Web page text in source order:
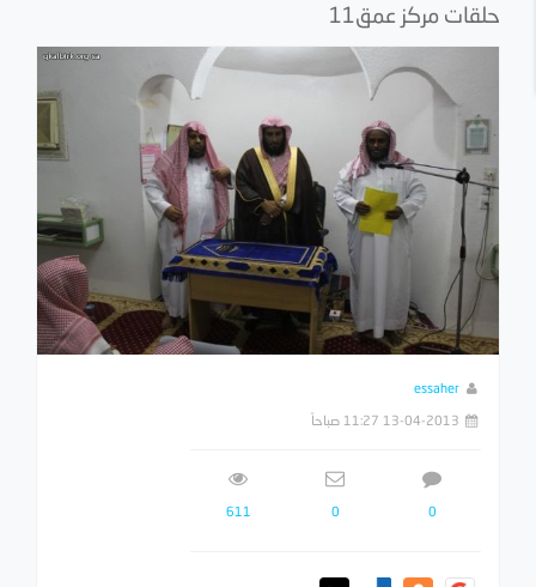
حلقات مركز عمق11
essaher
13-04-2013 11:27 صباحاً
0
0
611